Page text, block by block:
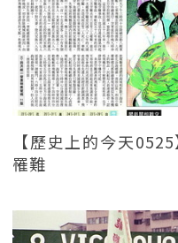
【歷史上的今天
罹難